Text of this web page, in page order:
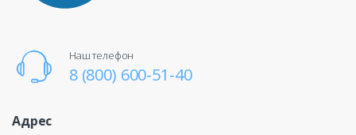
Наш телефон
8 (800) 600-51-40
Адрес